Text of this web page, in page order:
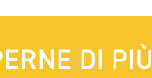
DI PIÙ